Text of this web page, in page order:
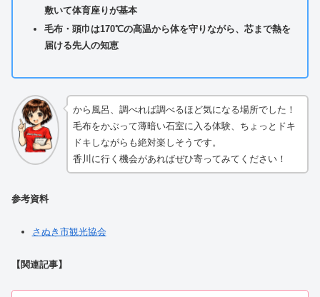
敷いて体育座りが基本
毛布・頭巾は170℃の高温から体を守りながら、芯まで熱を
届ける先人の知恵
から風呂、調べれば調べるほど気になる場所でした！
毛布をかぶって薄暗い石室に入る体験、ちょっとドキ
ドキしながらも絶対楽しそうです。
香川に行く機会があればぜひ寄ってみてください！
参考資料
さぬき市観光協会
【関連記事】